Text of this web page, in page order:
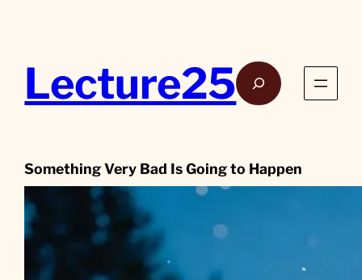
Lecture25Rech
Something Very Bad Is Going to Happen